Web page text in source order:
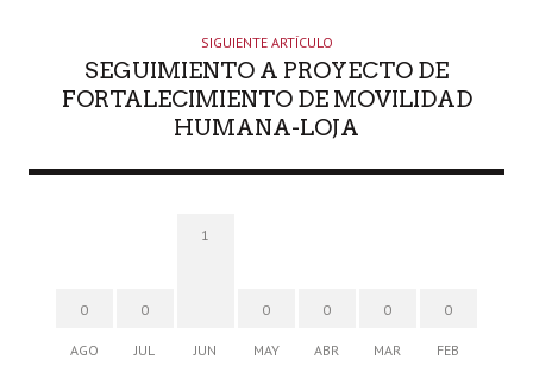
SIGUIENTE ARTÍCULO
SEGUIMIENTO A PROYECTO DE
FORTALECIMIENTO DE MOVILIDAD
HUMANA-LOJA
0
AGO
0
JUL
1
JUN
0
MAY
0
ABR
0
MAR
0
FEB